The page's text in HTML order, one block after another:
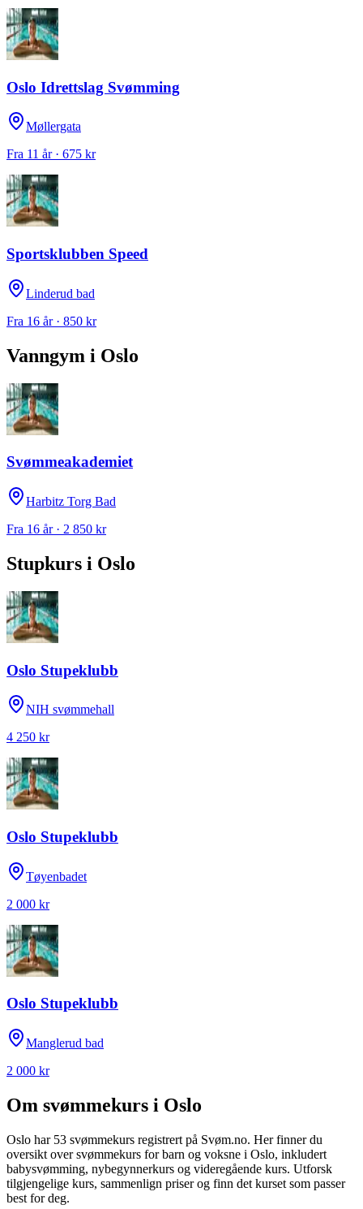
Oslo Idrettslag Svømming
Møllergata
Fra 11 år · 675 kr
Sportsklubben Speed
Linderud bad
Fra 16 år · 850 kr
Vanngym i Oslo
Svømmeakademiet
Harbitz Torg Bad
Fra 16 år · 2 850 kr
Stupkurs i Oslo
Oslo Stupeklubb
NIH svømmehall
4 250 kr
Oslo Stupeklubb
Tøyenbadet
2 000 kr
Oslo Stupeklubb
Manglerud bad
2 000 kr
Om svømmekurs i Oslo
Oslo har 53 svømmekurs registrert på Svøm.no. Her finner du
oversikt over svømmekurs for barn og voksne i Oslo, inkludert
babysvømming, nybegynnerkurs og videregående kurs. Utforsk
tilgjengelige kurs, sammenlign priser og finn det kurset som passer
best for deg.